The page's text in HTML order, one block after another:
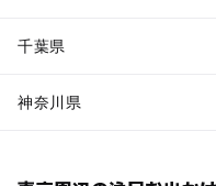
千葉県
神奈川県